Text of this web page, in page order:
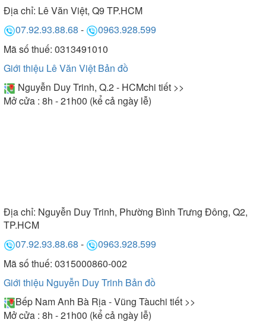
Địa chỉ: Lê Văn Việt, Q9 TP.HCM
07.92.93.88.68 -
0963.928.599
Mã số thuế: 0313491010
Giới thiệu Lê Văn Việt Bản đồ
Nguyễn Duy Trinh, Q.2 - HCMchi tiết >>
Mở cửa : 8h - 21h00 (kể cả ngày lễ)
Địa chỉ: Nguyễn Duy Trinh, Phường Bình Trưng Đông, Q2,
TP.HCM
07.92.93.88.68 -
0963.928.599
Mã số thuế: 0315000860-002
Giới thiệu Nguyễn Duy Trinh Bản đồ
Bếp Nam Anh Bà Rịa - Vũng Tàuchi tiết >>
Mở cửa : 8h - 21h00 (kể cả ngày lễ)